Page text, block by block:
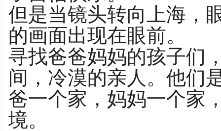
但是当镜头转向上海，
的画面出现在眼前。
寻找爸爸妈妈的孩子们
间，冷漠的亲人。他们
爸一个家，妈妈一个家
境。